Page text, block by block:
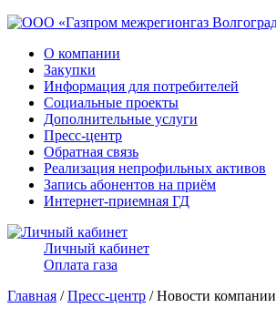
О компании
Закупки
Информация для потребителей
Социальные проекты
Дополнительные услуги
Пресс-центр
Обратная связь
Реализация непрофильных активов
Запись абонентов на приём
Интернет-приемная ГД
Личный кабинет
Оплата газа
Главная /Пресс-центр / Новости компании